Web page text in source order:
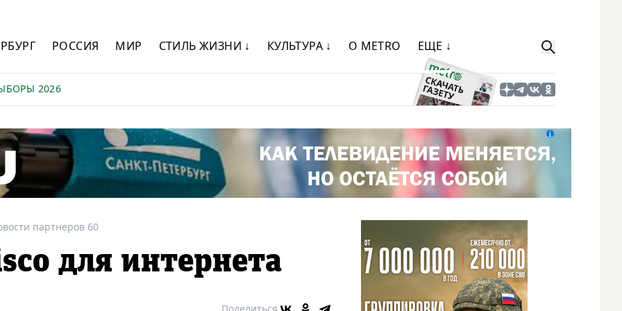
РОССИЯ МИР СТИЛЬ ЖИЗНИ ↓ КУЛЬТУРА ↓ О METRO ЕЩЕ ↓
2026
партнеров 60
для интернета
Поделиться